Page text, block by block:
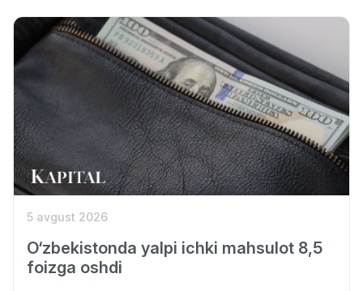
5 avgust 2026
O‘zbekistonda yalpi ichki mahsulot 8,5
foizga oshdi